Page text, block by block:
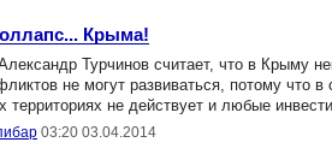
Крыма!
Турчинов считает, что в Крыму
не могут развиваться, потому что
территориях не действует и любые
03:20 03.04.2014